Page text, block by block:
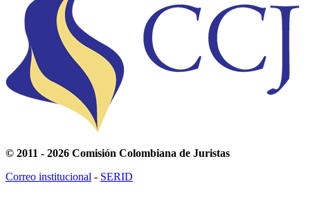
© 2011 - 2026 Comisión Colombiana de Juristas
Correo institucional - SERID